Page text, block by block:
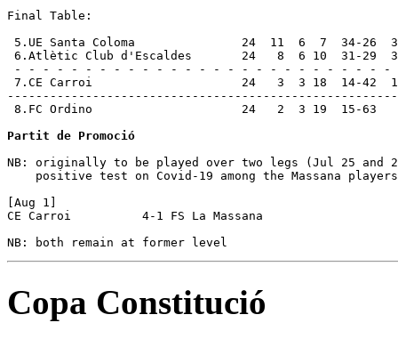
Final Table:
5.UE Santa Coloma               24  11  6  7  34-26
6.Atlètic Club d'Escaldes       24   8  6 10  31-29
- - - - - - - - - - - - - - - - - - - - - - - - - - -
7.CE Carroi                     24   3  3 18  14-42
8.FC Ordino                     24   2  3 19  15-63
Partit de Promoció
NB: originally to be played over two legs (Jul 25 and
positive test on Covid-19 among the Massana
[Aug 1]
CE Carroi          4-1 FS La Massana
Copa Constitució